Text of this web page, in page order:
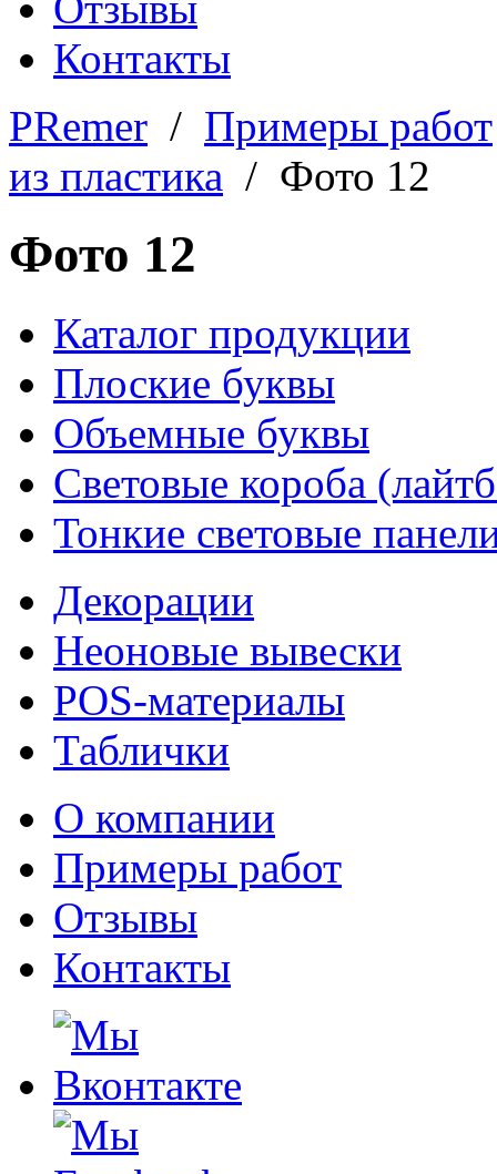
Контакты
PRemer / Примеры работ
из пластика / Фото 12
Фото 12
Каталог продукции
Плоские буквы
Объемные буквы
Световые короба
Тонкие световые
Декорации
Неоновые вывески
POS-материалы
Таблички
О компании
Примеры работ
Отзывы
Контакты